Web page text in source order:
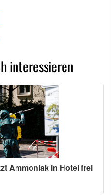
interessieren
Ammoniak in Hotel frei